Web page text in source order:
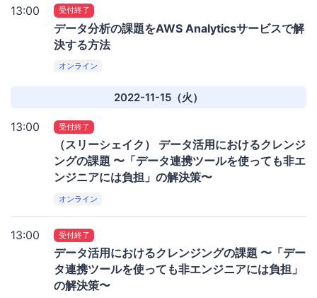
13:00 受付終了
データ分析の課題をAWS Analyticsサービスで解
決する方法
オンライン
2022-11-15（火）
13:00 受付終了
（スリーシェイク） データ活用におけるクレンジ
ングの課題 〜「データ連携ツールを使っても非エ
ンジニアには負担」の解決策〜
オンライン
13:00 受付終了
データ活用におけるクレンジングの課題 〜「デー
タ連携ツールを使っても非エンジニアには負担」
の解決策〜